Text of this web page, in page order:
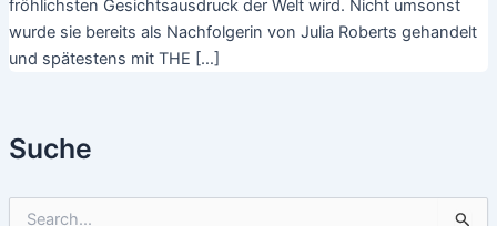
Suche
fröhlichsten Gesichtsausdruck der Welt wird. Nicht umsonst
wurde sie bereits als Nachfolgerin von Julia Roberts gehandelt
und spätestens mit THE […]